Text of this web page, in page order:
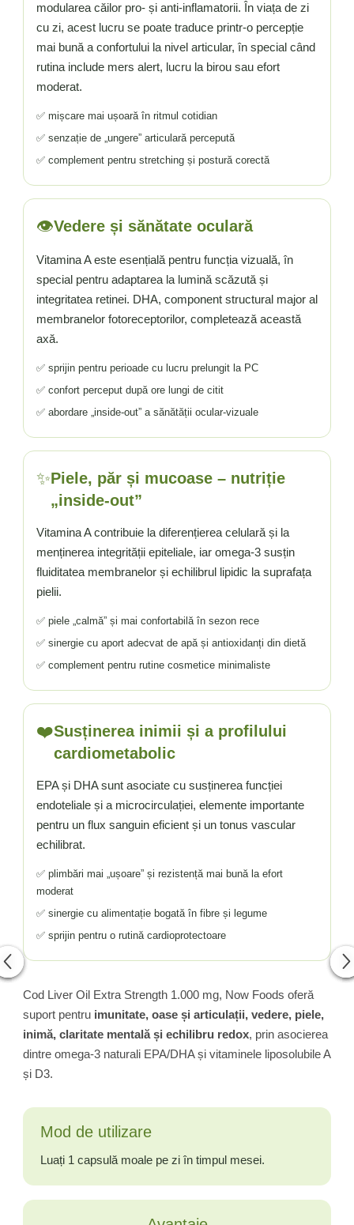
modularea căilor pro- și anti-inflamatorii. În viața de zi
cu zi, acest lucru se poate traduce printr-o percepție
mai bună a confortului la nivel articular, în special când
rutina include mers alert, lucru la birou sau efort
moderat.
✅ mișcare mai ușoară în ritmul cotidian
✅ senzație de „ungere” articulară percepută
✅ complement pentru stretching și postură corectă
👁️Vedere și sănătate oculară
Vitamina A este esențială pentru funcția vizuală, în
special pentru adaptarea la lumină scăzută și
integritatea retinei. DHA, component structural major al
membranelor fotoreceptorilor, completează această
axă.
✅ sprijin pentru perioade cu lucru prelungit la PC
✅ confort perceput după ore lungi de citit
✅ abordare „inside-out” a sănătății ocular-vizuale
✨Piele, păr și mucoase – nutriție
„inside-out”
Vitamina A contribuie la diferențierea celulară și la
menținerea integrității epiteliale, iar omega-3 susțin
fluiditatea membranelor și echilibrul lipidic la suprafața
pielii.
✅ piele „calmă” și mai confortabilă în sezon rece
✅ sinergie cu aport adecvat de apă și antioxidanți din dietă
✅ complement pentru rutine cosmetice minimaliste
❤️Susținerea inimii și a profilului
cardiometabolic
EPA și DHA sunt asociate cu susținerea funcției
endoteliale și a microcirculației, elemente importante
pentru un flux sanguin eficient și un tonus vascular
echilibrat.
✅ plimbări mai „ușoare” și rezistență mai bună la efort
moderat
✅ sinergie cu alimentație bogată în fibre și legume
✅ sprijin pentru o rutină cardioprotectoare
Cod Liver Oil Extra Strength 1.000 mg, Now Foods oferă
suport pentru imunitate, oase și articulații, vedere, piele,
inimă, claritate mentală și echilibru redox, prin asocierea
dintre omega-3 naturali EPA/DHA și vitaminele liposolubile A
și D3.
Mod de utilizare
Luați 1 capsulă moale pe zi în timpul mesei.